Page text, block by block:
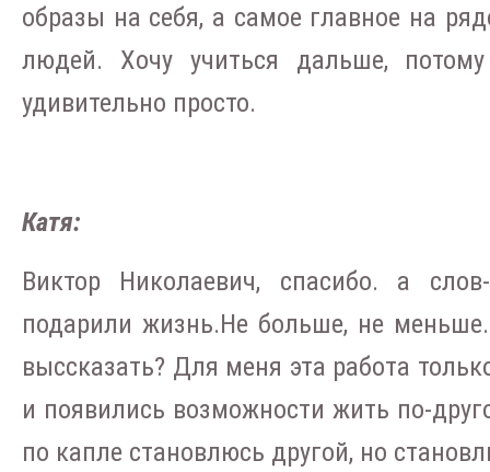
образы на себя, а самое главное на
людей. Хочу учиться дальше,
удивительно просто.
Катя:
Виктор Николаевич, спасибо. а
подарили жизнь.Не больше, не
выссказать? Для меня эта работа
и появились возможности жить по-
по капле становлюсь другой, но